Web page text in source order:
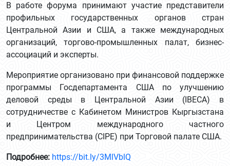
В работе форума принимают участие представители
профильных государственных органов стран
Центральной Азии и США, а также международных
организаций, торгово-промышленных палат, бизнес-
ассоциаций и эксперты.
Мероприятие организовано при финансовой поддержке
программы Госдепартамента США по улучшению
деловой среды в Центральной Азии (IBECA) в
сотрудничестве с Кабинетом Министров Кыргызстана
и Центром международного частного
предпринимательства (CIPE) при Торговой палате США.
Подробнее: https://bit.ly/3MlVblQ